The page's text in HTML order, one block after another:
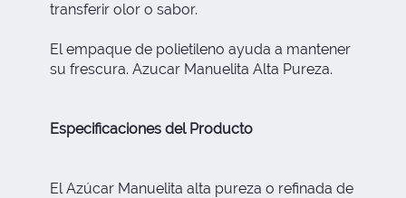
transferir olor o sabor.
El empaque de polietileno ayuda a mantener
su frescura. Azucar Manuelita Alta Pureza.
Especificaciones del Producto
El Azúcar Manuelita alta pureza o refinada de